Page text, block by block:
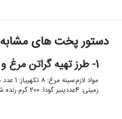
دستور پخت های مشابه
1- طرز تهیه گراتن مرغ و سیب زمینی
زمینی: 4عددپنیر گودا: 200 گرم رنده شدهکره: 200 گرمسس …